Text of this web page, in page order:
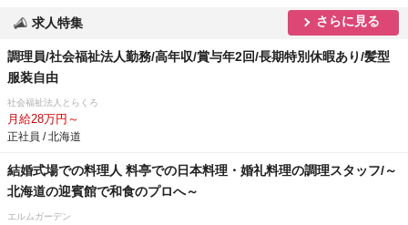
求人特集 さらに見る
調理員/社会福祉法人勤務/高年収/賞与年2回/長期特別休暇あり/髪型
服装自由
社会福祉法人とらくろ
月給28万円～
正社員 / 北海道
結婚式場での料理人 料亭での日本料理・婚礼料理の調理スタッフ/～
北海道の迎賓館で和食のプロへ～
エルムガーデン